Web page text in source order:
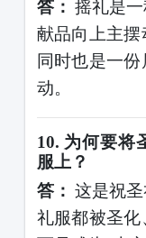
答： 摇礼是
献品向上主摆
同时也是一
动。
10. 为何要将
服上？
答： 这是祝
礼服都被圣化